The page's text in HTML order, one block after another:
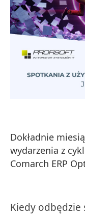
Dokładnie
wydarzenia z
Comarch ERP
Kiedy odbędzie